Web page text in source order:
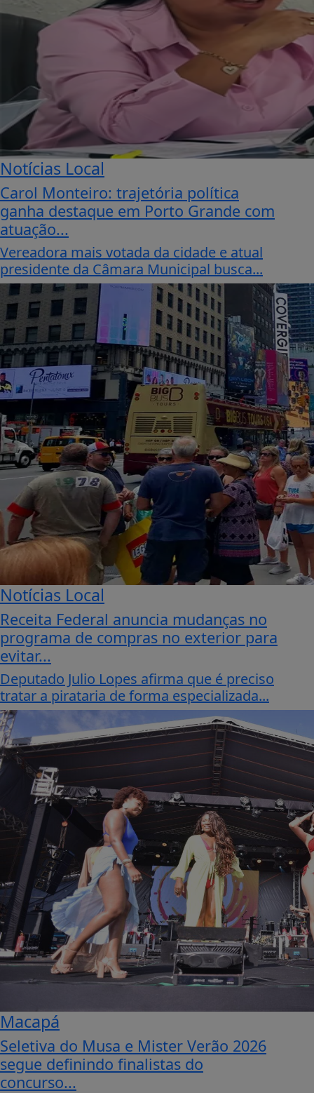
Notícias Local
Carol Monteiro: trajetória política
ganha destaque em Porto Grande com
atuação...
Vereadora mais votada da cidade e atual
presidente da Câmara Municipal busca...
Notícias Local
Receita Federal anuncia mudanças no
programa de compras no exterior para
evitar...
Deputado Julio Lopes afirma que é preciso
tratar a pirataria de forma especializada...
Macapá
Seletiva do Musa e Mister Verão 2026
segue definindo finalistas do
concurso...